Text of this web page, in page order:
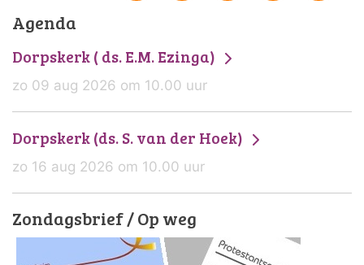
Agenda
Dorpskerk ( ds. E.M. Ezinga)
zo 09 aug 2026 om 10.00 uur
Dorpskerk (ds. S. van der Hoek)
zo 16 aug 2026 om 10.00 uur
Zondagsbrief / Op weg